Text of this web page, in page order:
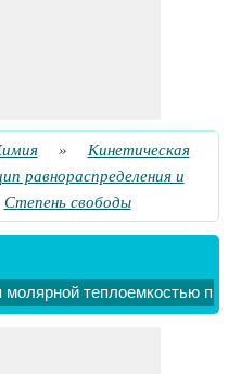
»
Кинетическая
равнораспределения и
Степень свободы
теплоемкостью при